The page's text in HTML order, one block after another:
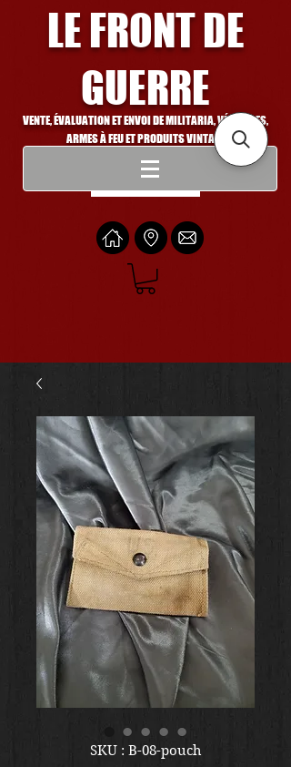
LE FRONT DE
GUERRE
VENTE, ÉVALUATION ET ENVOI DE MILITARIA, VÉHICULES,
ARMES À FEU ET PRODUITS VINTAGE
Se connecter
SKU : B-08-pouch